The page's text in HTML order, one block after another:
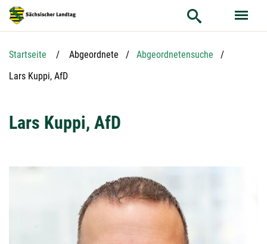
Hauptnavigation
Hauptinhalt
Service
Startseite Abgeordnete
Abgeordnetensuche
Aktuelle Seite:
Lars Kuppi, AfD
Lars Kuppi, AfD